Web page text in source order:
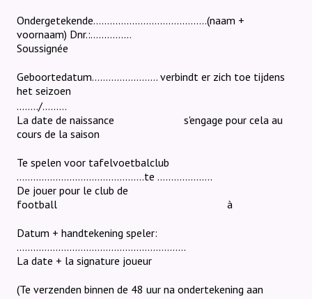
Ondergetekende…………………………………..(naam +
voornaam) Dnr.:……………
Soussignée
Geboortedatum…………………… verbindt er zich toe tijdens
het seizoen
..……/………
La date de naissance
s'engage pour cela au
cours de la saison
Te spelen voor tafelvoetbalclub
……………………………………….te ………………..
De jouer pour le club de
football
à
Datum + handtekening speler:
…………………………………………………….
La date + la signature joueur
(Te verzenden binnen de 48 uur na ondertekening aan